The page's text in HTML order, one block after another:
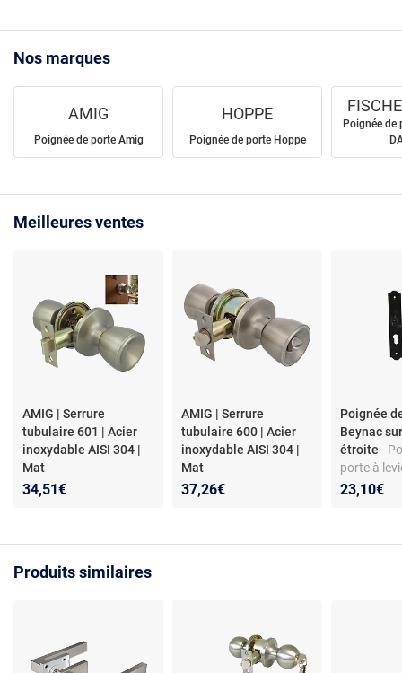
Nos marques
AMIG
Poignée de porte Amig
HOPPE
Poignée de porte Hoppe
Poignée de
Meilleures ventes
AMIG | Serrure
tubulaire 601 | Acier
inoxydable AISI 304 |
Mat
34,51€
AMIG | Serrure
tubulaire 600 | Acier
inoxydable AISI 304 |
Mat
37,26€
Poignée
Beynac
étroite-
porte à
étroite -
23,10€
Produits similaires